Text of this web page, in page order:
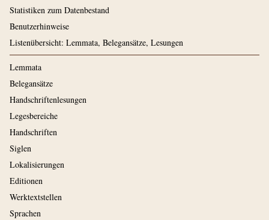
Statistiken zum Datenbestand
Benutzerhinweise
Listenübersicht: Lemmata, Belegansätze, Lesungen
Lemmata
Belegansätze
Handschriftenlesungen
Legesbereiche
Handschriften
Siglen
Lokalisierungen
Editionen
Werktextstellen
Sprachen